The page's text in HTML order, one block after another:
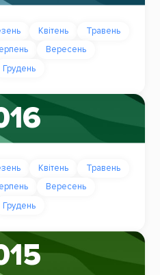
Квітень
Травень
Вересень
Грудень
Квітень
Травень
Вересень
Грудень